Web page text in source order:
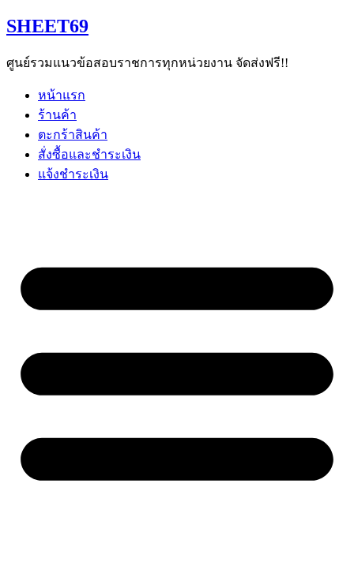
Skip
to
SHEET69
ศูนย์รวมแนวข้อสอบราชการทุกหน่วยงาน จัดส่งฟรี!!
หน้าแรก
ร้านค้า
ตะกร้าสินค้า
สั่งซื้อและชำระเงิน
แจ้งชำระเงิน